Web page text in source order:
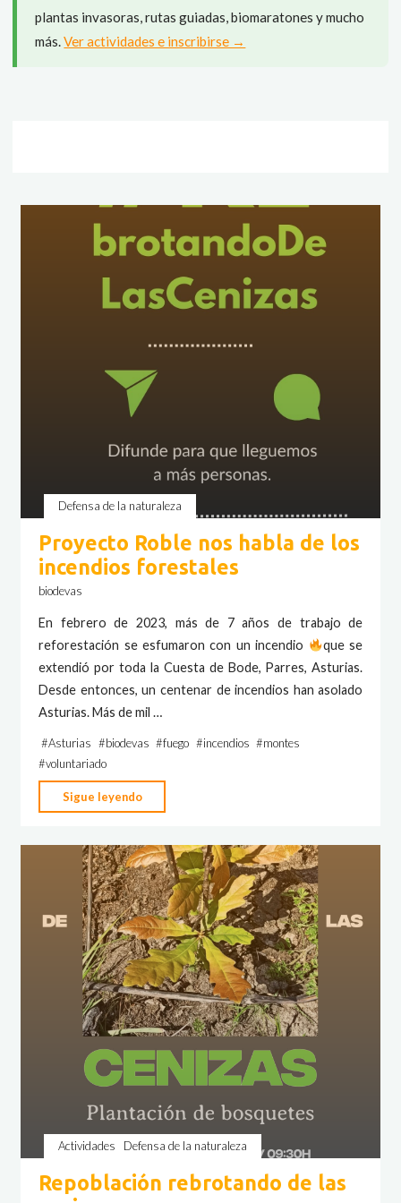
plantas invasoras, rutas guiadas, biomaratones y mucho
más.Ver actividades e inscribirse →
Defensa de la naturaleza
Proyecto Roble nos habla de los
incendios forestales
biodevas
En febrero de 2023, más de 7 años de trabajo de
reforestación se esfumaron con un incendio
que se
extendió por toda la Cuesta de Bode, Parres, Asturias.
Desde entonces, un centenar de incendios han asolado
Asturias. Más de mil …
#Asturias #biodevas #fuego #incendios #montes
#voluntariado
Sigue leyendo
Roble
habla
de
los
incendios
forestales"
Actividades Defensa de la naturaleza
Repoblación rebrotando de las